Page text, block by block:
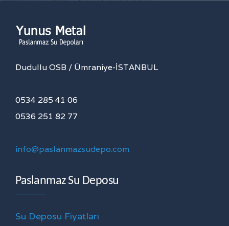
Dudullu OSB / Ümraniye-İSTANBUL
0534 285 41 06
0536 251 82 77
info@paslanmazsudepo.com
Paslanmaz Su Deposu
Su Deposu Fiyatları